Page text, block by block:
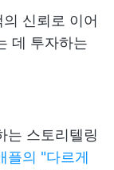
신뢰로 이어
데 투자하는
는 스토리텔링
플의 "다르게